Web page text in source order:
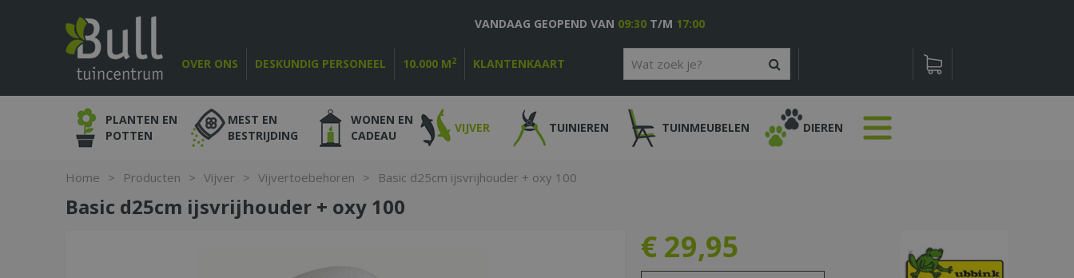
Home > Producten > Vijver > Vijvertoebehoren > Basic d25cm ijsvrijhouder + oxy 100
OVER ONS DESKUNDIG PERSONEEL 10.000 M2 KLANTENKAART
VANDAAG GEOPEND VAN 09:30 T/M 17:00
PLANTEN EN
POTTEN
MEST EN
BESTRIJDING
WONEN EN
CADEAU
VIJVER TUINIEREN TUINMEUBELEN DIEREN
Basic d25cm ijsvrijhouder + oxy 100
€ 29,95